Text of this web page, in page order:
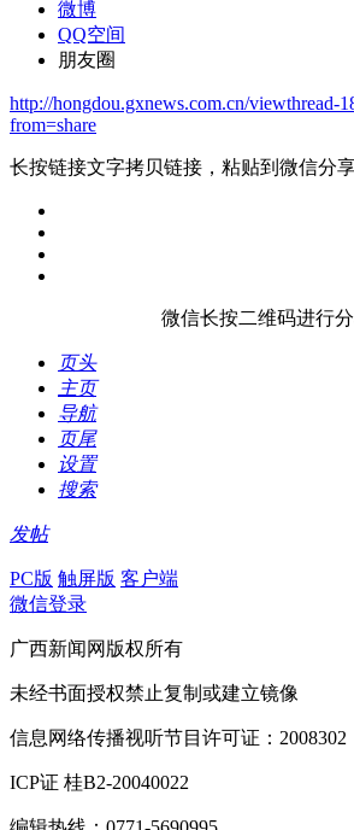
微博
QQ空间
朋友圈
http://hongdou.gxnews.com.cn/viewthread-
from=share
长按链接文字拷贝链接，粘贴到微信分
微信长按二维码进行
页头
主页
导航
页尾
设置
搜索
发帖
PC版 触屏版 客户端
微信登录
广西新闻网版权所有
未经书面授权禁止复制或建立镜像
信息网络传播视听节目许可证：2008302
ICP证 桂B2-20040022